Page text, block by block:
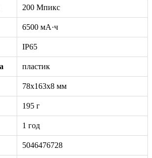
200 Мпикс
6500 мА·ч
IP65
пластик
78x163x8 мм
195 г
1 год
5046476728